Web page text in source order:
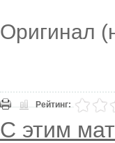
Оригинал
Рейтинг:
С этим